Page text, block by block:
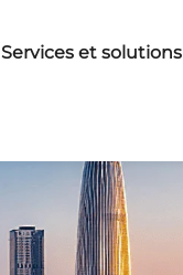
Services et solutions